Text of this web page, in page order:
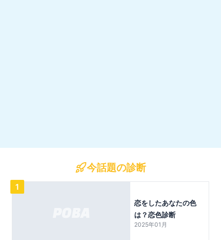
今話題の診断
1
恋をしたあなたの色
は？恋色診断
2025年01月